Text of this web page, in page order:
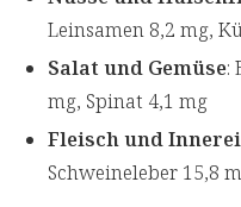
Leinsamen 8,2 mg,
Salat und Gemüse:
mg, Spinat 4,1 mg
Fleisch und
Schweineleber 15,8